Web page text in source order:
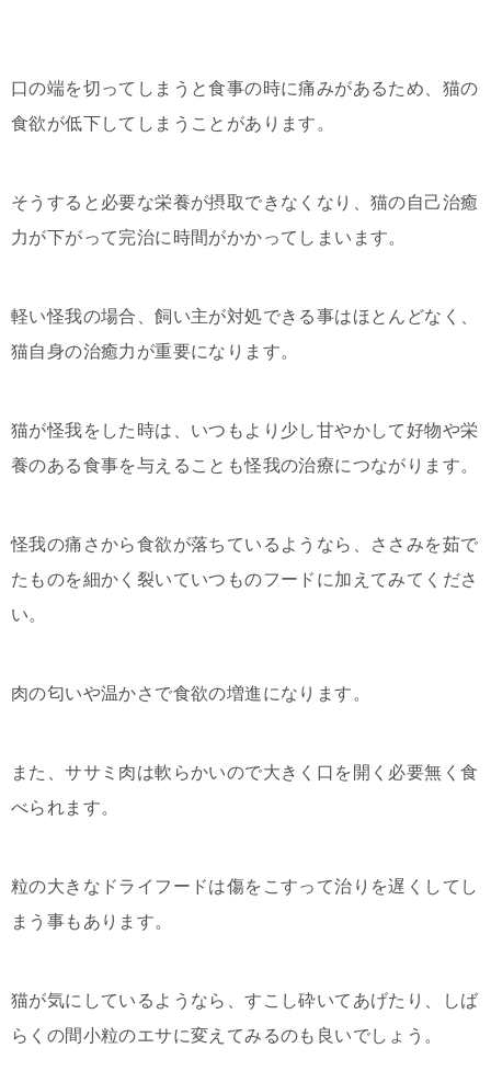
口の端を切ってしまうと食事の時に痛みがあるため、猫の
食欲が低下してしまうことがあります。
そうすると必要な栄養が摂取できなくなり、猫の自己治癒
力が下がって完治に時間がかかってしまいます。
軽い怪我の場合、飼い主が対処できる事はほとんどなく、
猫自身の治癒力が重要になります。
猫が怪我をした時は、いつもより少し甘やかして好物や栄
養のある食事を与えることも怪我の治療につながります。
怪我の痛さから食欲が落ちているようなら、ささみを茹で
たものを細かく裂いていつものフードに加えてみてくださ
い。
肉の匂いや温かさで食欲の増進になります。
また、ササミ肉は軟らかいので大きく口を開く必要無く食
べられます。
粒の大きなドライフードは傷をこすって治りを遅くしてし
まう事もあります。
猫が気にしているようなら、すこし砕いてあげたり、しば
らくの間小粒のエサに変えてみるのも良いでしょう。